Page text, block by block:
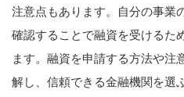
注意点もあります。自分の事業
確認することで融資を受けるた
ます。融資を申請する方法や注
解し、信頼できる金融機関を選